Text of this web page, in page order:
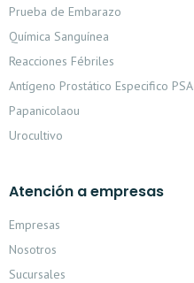
Prueba de Embarazo
Química Sanguínea
Reacciones Fébriles
Antígeno Prostático Especifico PSA
Papanicolaou
Urocultivo
Atención a empresas
Empresas
Nosotros
Sucursales